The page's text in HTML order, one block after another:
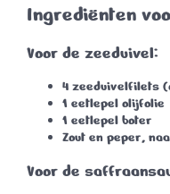
Ingrediënten
Voor de zeeduivel:
4 zeeduivelfilets
1 eetlepel olijfolie
1 eetlepel boter
Zout en peper,
Voor de